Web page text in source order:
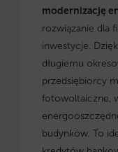
modernizację
rozwiązanie dla
inwestycje.
długiemu
przedsiębiorcy
fotowoltaiczne,
budynków. To